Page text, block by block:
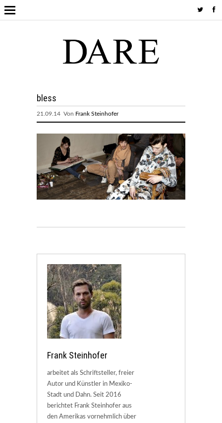
bless
21.09.14 Von Frank Steinhofer
Frank Steinhofer
arbeitet als Schriftsteller, freier
Autor und Künstler in Mexiko-
Stadt und Dahn. Seit 2016
berichtet Frank Steinhofer aus
den Amerikas vornehmlich über